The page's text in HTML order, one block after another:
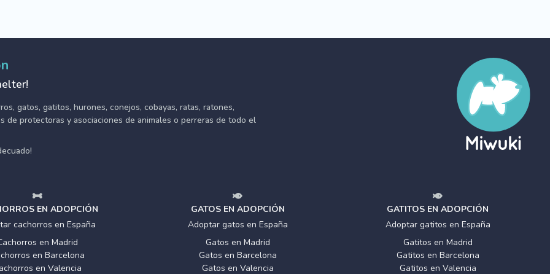
gatos, gatitos, hurones, conejos, cobayas, ratas, ratones,
de protectoras y asociaciones de animales o perreras de todo el
EN ADOPCIÓN
cachorros en España
en Madrid
en Barcelona
en Valencia
GATOS EN ADOPCIÓN
Adoptar gatos en España
Gatos en Madrid
Gatos en Barcelona
Gatos en Valencia
GATITOS EN ADOPCIÓN
Adoptar gatitos en España
Gatitos en Madrid
Gatitos en Barcelona
Gatitos en Valencia